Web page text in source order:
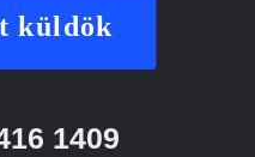
küldök
1409